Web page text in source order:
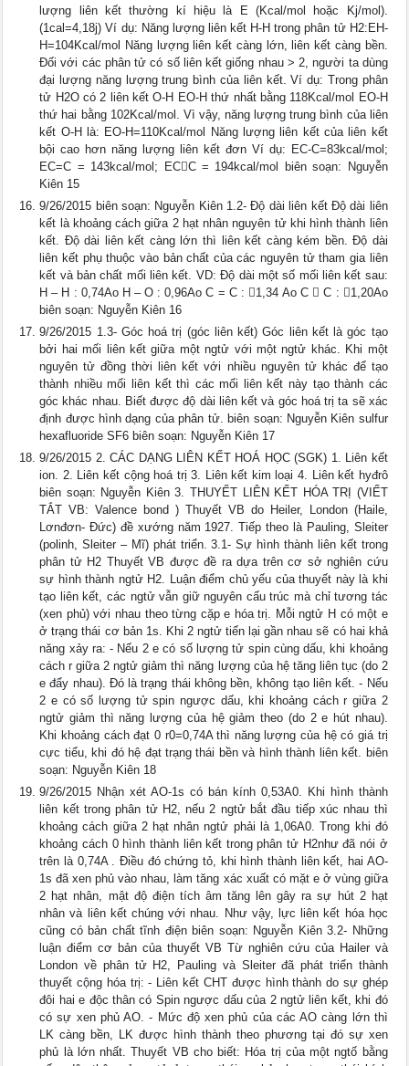
lượng liên kết thường kí hiệu là E (Kcal/mol hoặc Kj/mol).
(1cal=4,18j) Ví dụ: Năng lượng liên kết H-H trong phân tử H2:EH-
H=104Kcal/mol Năng lượng liên kết càng lớn, liên kết càng bền.
Đối với các phân tử có số liên kết giống nhau > 2, người ta dùng
đại lượng năng lượng trung bình của liên kết. Ví dụ: Trong phân
tử H2O có 2 liên kết O-H EO-H thứ nhất bằng 118Kcal/mol EO-H
thứ hai bằng 102Kcal/mol. Vì vậy, năng lượng trung bình của liên
kết O-H là: EO-H=110Kcal/mol Năng lượng liên kết của liên kết
bội cao hơn năng lượng liên kết đơn Ví dụ: EC-C=83kcal/mol;
EC=C = 143kcal/mol; ECC = 194kcal/mol biên soạn: Nguyễn
Kiên 15
9/26/2015 biên soạn: Nguyễn Kiên 1.2- Độ dài liên kết Độ dài liên
kết là khoảng cách giữa 2 hạt nhân nguyên tử khi hình thành liên
kết. Độ dài liên kết càng lớn thì liên kết càng kém bền. Độ dài
liên kết phụ thuộc vào bản chất của các nguyên tử tham gia liên
kết và bản chất mối liên kết. VD: Độ dài một số mối liên kết sau:
H – H : 0,74Ao H – O : 0,96Ao C = C : 1,34 Ao C  C : 1,20Ao
biên soạn: Nguyễn Kiên 16
9/26/2015 1.3- Góc hoá trị (góc liên kết) Góc liên kết là góc tạo
bởi hai mối liên kết giữa một ngtử với một ngtử khác. Khi một
nguyên tử đồng thời liên kết với nhiều nguyên tử khác để tạo
thành nhiều mối liên kết thì các mối liên kết này tạo thành các
góc khác nhau. Biết được độ dài liên kết và góc hoá trị ta sẽ xác
định được hình dạng của phân tử. biên soạn: Nguyễn Kiên sulfur
hexafluoride SF6 biên soạn: Nguyễn Kiên 17
9/26/2015 2. CÁC DẠNG LIÊN KẾT HOÁ HỌC (SGK) 1. Liên kết
ion. 2. Liên kết cộng hoá trị 3. Liên kết kim loại 4. Liên kết hyđrô
biên soạn: Nguyễn Kiên 3. THUYẾT LIÊN KẾT HÓA TRỊ (VIẾT
TẮT VB: Valence bond ) Thuyết VB do Heiler, London (Haile,
Lơnđơn- Đức) đề xướng năm 1927. Tiếp theo là Pauling, Sleiter
(polinh, Sleiter – Mĩ) phát triển. 3.1- Sự hình thành liên kết trong
phân tử H2 Thuyết VB được đề ra dựa trên cơ sở nghiên cứu
sự hình thành ngtử H2. Luận điểm chủ yếu của thuyết này là khi
tạo liên kết, các ngtử vẫn giữ nguyên cấu trúc mà chỉ tương tác
(xen phủ) với nhau theo từng cặp e hóa trị. Mỗi ngtử H có một e
ở trạng thái cơ bản 1s. Khi 2 ngtử tiến lại gần nhau sẽ có hai khả
năng xảy ra: - Nếu 2 e có số lượng tử spin cùng dấu, khi khoảng
cách r giữa 2 ngtử giảm thì năng lượng của hệ tăng liên tục (do 2
e đẩy nhau). Đó là trạng thái không bền, không tạo liên kết. - Nếu
2 e có số lượng tử spin ngược dấu, khi khoảng cách r giữa 2
ngtử giảm thì năng lượng của hệ giảm theo (do 2 e hút nhau).
Khi khoảng cách đạt 0 r0=0,74A thì năng lượng của hệ có giá trị
cực tiểu, khi đó hệ đạt trạng thái bền và hình thành liên kết. biên
soạn: Nguyễn Kiên 18
9/26/2015 Nhận xét AO-1s có bán kính 0,53A0. Khi hình thành
liên kết trong phân tử H2, nếu 2 ngtử bắt đầu tiếp xúc nhau thì
khoảng cách giữa 2 hạt nhân ngtử phải là 1,06A0. Trong khi đó
khoảng cách 0 hình thành liên kết trong phân tử H2như đã nói ở
trên là 0,74A . Điều đó chứng tỏ, khi hình thành liên kết, hai AO-
1s đã xen phủ vào nhau, làm tăng xác xuất có mặt e ở vùng giữa
2 hạt nhân, mật độ điện tích âm tăng lên gây ra sự hút 2 hạt
nhân và liên kết chúng với nhau. Như vậy, lực liên kết hóa học
cũng có bản chất tĩnh điện biên soạn: Nguyễn Kiên 3.2- Những
luận điểm cơ bản của thuyết VB Từ nghiên cứu của Hailer và
London về phân tử H2, Pauling và Sleiter đã phát triển thành
thuyết cộng hóa trị: - Liên kết CHT được hình thành do sự ghép
đôi hai e độc thân có Spin ngược dấu của 2 ngtử liên kết, khi đó
có sự xen phủ AO. - Mức độ xen phủ của các AO càng lớn thì
LK càng bền, LK được hình thành theo phương tại đó sự xen
phủ là lớn nhất. Thuyết VB cho biết: Hóa trị của một ngtố bằng